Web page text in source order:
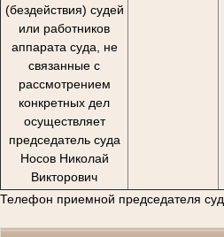
(бездействия) судей
или работников
аппарата суда, не
связанные с
рассмотрением
конкретных дел
осуществляет
председатель суда
Носов Николай
Викторович
Телефон приемной председателя